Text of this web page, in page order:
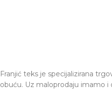
Franjić teks je specijalizirana
obuću. Uz maloprodaju imamo